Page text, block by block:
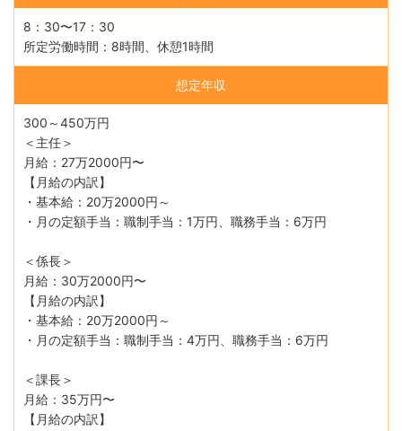
8：30〜17：30
所定労働時間：8時間、休憩1時間
想定年収
300～450万円
＜主任＞
月給：27万2000円〜
【月給の内訳】
・基本給：20万2000円～
・月の定額手当：職制手当：1万円、職務手当：6万円
＜係長＞
月給：30万2000円〜
【月給の内訳】
・基本給：20万2000円～
・月の定額手当：職制手当：4万円、職務手当：6万円
＜課長＞
月給：35万円〜
【月給の内訳】